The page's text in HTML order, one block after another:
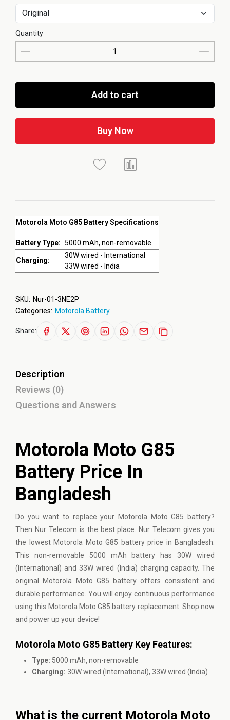
Motorola Moto G85 Battery Specifications
Battery Type: 5000 mAh, non-removable
Charging:
30W wired - International
33W wired - India
Quantity
Add to cart
Buy Now
SKU: Nur-01-3NE2P
Categories: Motorola Battery
Share:
Description
Reviews (0)
Questions and Answers
Motorola Moto G85
Battery Price In
Bangladesh
Do you want to replace your Motorola Moto G85 battery?
Then Nur Telecom is the best place. Nur Telecom gives you
the lowest Motorola Moto G85 battery price in Bangladesh.
This non-removable 5000 mAh battery has 30W wired
(International) and 33W wired (India) charging capacity. The
original Motorola Moto G85 battery offers consistent and
durable performance. You will enjoy continuous performance
using this Motorola Moto G85 battery replacement. Shop now
and power up your device!
Motorola Moto G85 Battery Key Features:
Type: 5000 mAh, non-removable
Charging: 30W wired (International), 33W wired (India)
What is the current Motorola Moto